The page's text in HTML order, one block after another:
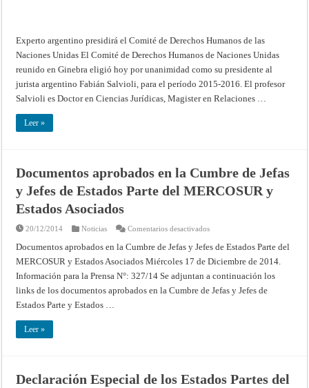
Experto argentino presidirá el Comité de Derechos Humanos de las
Naciones Unidas El Comité de Derechos Humanos de Naciones Unidas
reunido en Ginebra eligió hoy por unanimidad como su presidente al
jurista argentino Fabián Salvioli, para el período 2015-2016. El profesor
Salvioli es Doctor en Ciencias Jurídicas, Magister en Relaciones …
Leer »
Documentos aprobados en la Cumbre de Jefas
y Jefes de Estados Parte del MERCOSUR y
Estados Asociados
20/12/2014 Noticias Comentarios desactivadosen
aprobados
en
la
de
Jefas
y
Documentos aprobados en la Cumbre de Jefas y Jefes de Estados Parte del
MERCOSUR y Estados Asociados Miércoles 17 de Diciembre de 2014.
Información para la Prensa N°: 327/14 Se adjuntan a continuación los
links de los documentos aprobados en la Cumbre de Jefas y Jefes de
Estados Parte y Estados …
Leer »
Declaración Especial de los Estados Partes del